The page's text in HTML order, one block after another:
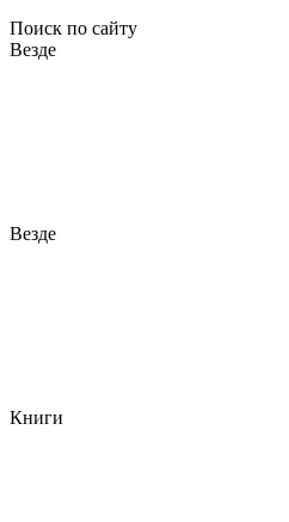
Поиск по сайту
Везде
Везде
Книги